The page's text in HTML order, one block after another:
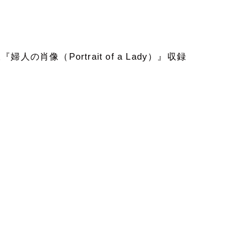
婦人の肖像（ Portrait of a Lady）』収録